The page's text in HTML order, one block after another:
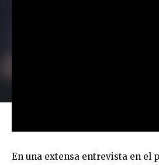
En una extensa entrevista en el